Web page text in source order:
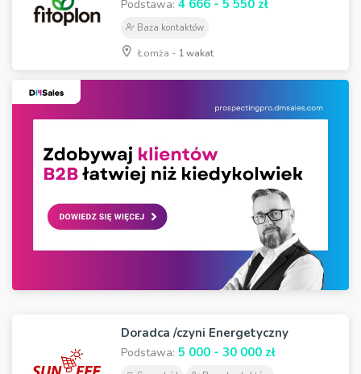
Podstawa: 4 666 - 5 550 zł
Baza kontaktów
Łomża - 1 wakat
Doradca /czyni Energetyczny
Podstawa: 5 000 - 30 000 zł